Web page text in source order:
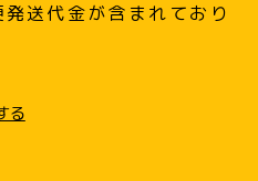
送代金が含まれており
る